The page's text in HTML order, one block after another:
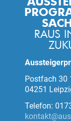
Postfach 30
04251
Telefon: